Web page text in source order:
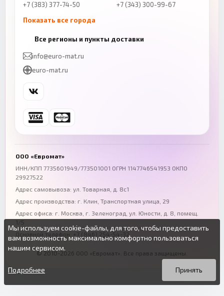
+7 (383) 377-74-50
+7 (343) 300-99-67
Показать все города
+7 (843) 206-01-30
Челябинск
+7 (343) 300-99-67
Ростов-на-Дону
+7 (863) 333-50-75
Волгоград
+7 (844) 261-36-12
Омск
Все регионы и пункты доставки
info@euro-mat.ru
euro-mat.ru
ООО «Евромат»
ИНН/КПП 7735601949/773501001 ОГРН 1147746541953 ОКПО
29927522
Адрес самовывоза: ул. Товарная, д. 8с1
Адрес производства: г. Клин, Транспортная улица, 29
Адрес офиса: г. Москва, г. Зеленоград ул. Юности, д. 8, помещ.
1/5
Основной телефон:
+7 (846) 254-54-32
© 2010-2026 ООО «Евромат». Все права защищены.
Мы используем cookie-файлы, для того, чтобы предоставить
вам возможность максимально комфортно пользоваться
нашим сервисом.
Вы можете подробнее прочитать о cookie-файлах в открытых
источниках или изменить настройки своего браузера.
Продолжая пользоваться данным сайтом без изменения
настроек вы даете согласие на использование ваших cookie-
Принять
Подробнее